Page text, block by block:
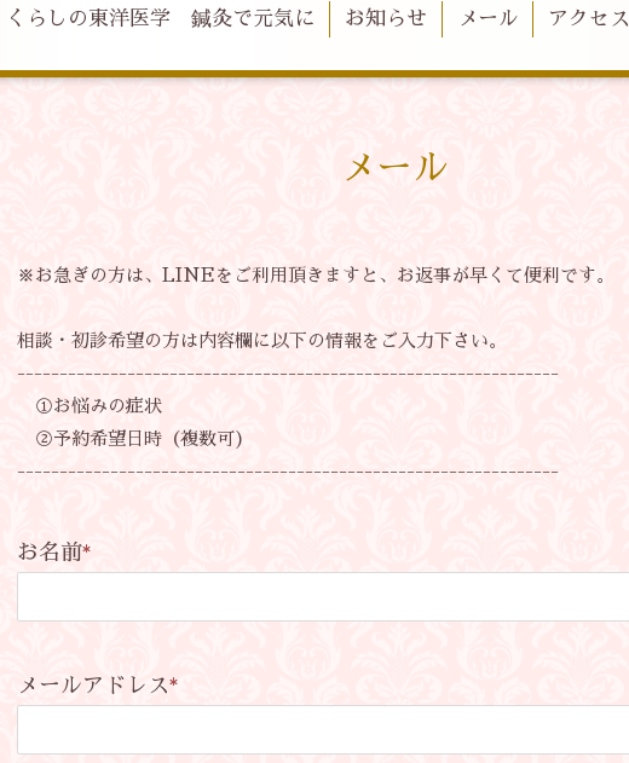
くらしの東洋医学 鍼灸で元気に お知らせ メール アクセス
メール
※お急ぎの方は、LINEをご利用頂きますと、お返事が早くて便利です。
相談・初診希望の方は内容欄に以下の情報をご入力下さい。
----------------------------------------------------------------
①お悩みの症状
②予約希望日時（複数可)
----------------------------------------------------------------
お名前*
メールアドレス*